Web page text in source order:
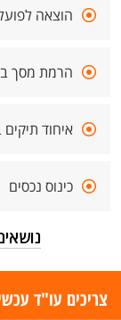
הוצאה
הרמת מסך
איחוד
כינוס נכסים
צריכים עו"ד